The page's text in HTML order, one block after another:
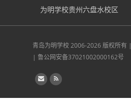
为明学校贵州六盘水校区
青岛为明学校2006-2026 版权所有 |
| 鲁公网安备37021002000162号